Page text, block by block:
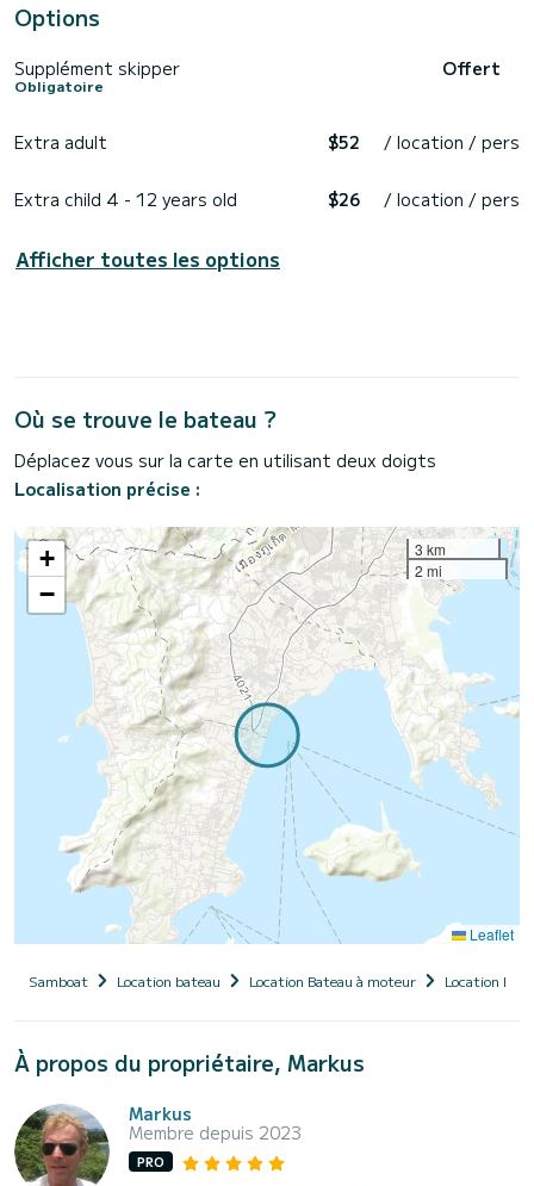
Options
Supplément skipper
Obligatoire
Offert
Extra adult $52 / location / pers
Extra child 4 - 12 years old $26 / location / pers
Afficher toutes les options
Où se trouve le bateau ?
Déplacez vous sur la carte en utilisant deux doigts
Localisation précise :
+
−
3 km
2 mi
Leaflet
Samboat Location bateau Location Bateau à moteur Location
À propos du propriétaire, Markus
Markus
Membre depuis 2023
PRO